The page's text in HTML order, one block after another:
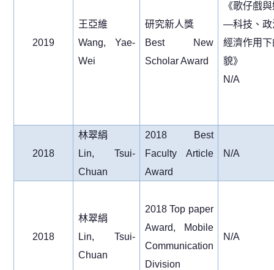
2019
王亞維
Wang, Yae-
Wei
研究新人獎
Best New
Scholar Award
《歌仔戲
—科技、
經濟作用
貌》
N/A
2018
林翠絹
Lin, Tsui-
Chuan
2018 Best
Faculty Article
Award
N/A
2018
林翠絹
Lin, Tsui-
Chuan
2018 Top paper
Award, Mobile
Communication
Division
N/A